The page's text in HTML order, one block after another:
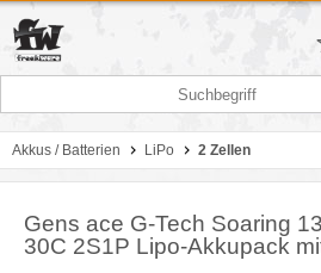
Akkus / Batterien LiPo 2 Zellen
Gens ace G-Tech Soaring
30C 2S1P Lipo-Akkupack